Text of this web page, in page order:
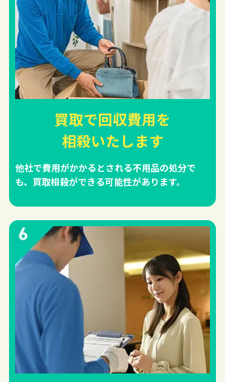
買取で回収費用を
相殺いたします
他社で費用がかかるとされる不用品の処分で
も、買取相殺ができる可能性があります。